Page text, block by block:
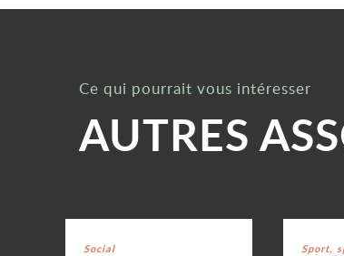
Ce qui pourrait vous intéresser
AUTRES
Catégorie : "
Social Sport,